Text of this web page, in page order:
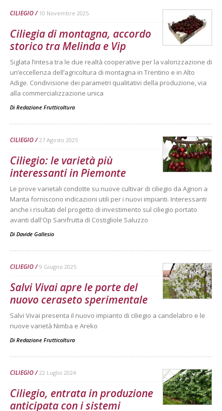
CILIEGIO 10 Novembre 2025
Ciliegia di montagna, accordo
storico tra Melinda e Vip
Siglata l’intesa tra le due realtà cooperative per la valorizzazione di
un’eccellenza dell’agricoltura di montagna in Trentino e in Alto
Adige. Condivisione dei parametri qualitativi della produzione, via
alla commercializzazione unica
Di Redazione Frutticoltura
CILIEGIO 27 Agosto 2025
Ciliegio: le varietà più
interessanti in Piemonte
Le prove varietali condotte su nuove cultivar di ciliegio da Agrion a
Manta forniscono indicazioni utili per i nuovi impianti. Interessanti
anche i risultati del progetto di investimento sul ciliegio portato
avanti dall'Op Sanifrutta di Costigliole Saluzzo
Di Davide Gallesio
CILIEGIO 9 Giugno 2025
Salvi Vivai apre le porte del
nuovo ceraseto sperimentale
Salvi Vivai presenta il nuovo impianto di ciliegio a candelabro e le
nuove varietà Nimba e Areko
Di Redazione Frutticoltura
CILIEGIO 22 Luglio 2024
Ciliegio, entrata in produzione
anticipata con i sistemi